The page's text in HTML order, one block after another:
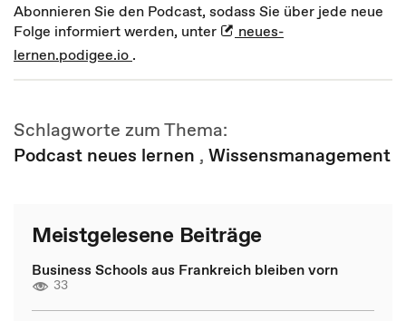
Abonnieren Sie den Podcast, sodass Sie über jede neue
Folge informiert werden, unter
neues-
lernen.podigee.io .
Schlagworte zum Thema:
Podcast neues lernen , Wissensmanagement
Meistgelesene Beiträge
Business Schools aus Frankreich bleiben vorn
33